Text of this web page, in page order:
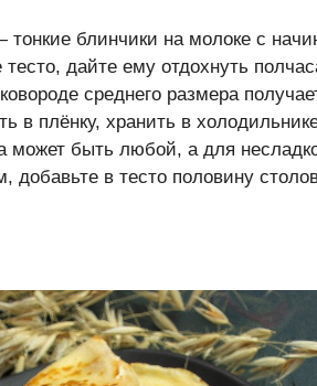
блинчики на молоке с
дайте ему отдохнуть
среднего размера
в плёнку, хранить в
может быть любой, а для
в тесто половину